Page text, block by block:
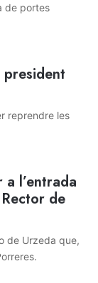
de portes
reprendre les
l’entrada
de
de Urzeda que,